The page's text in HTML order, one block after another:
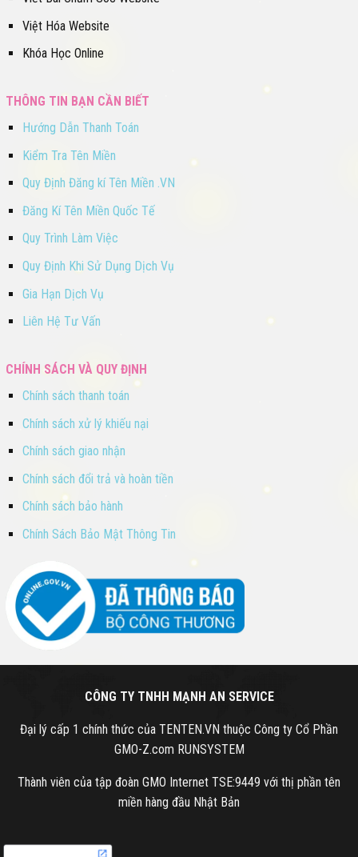
Việt Hóa Website
Khóa Học Online
THÔNG TIN BẠN CẦN BIẾT
Hướng Dẫn Thanh Toán
Kiểm Tra Tên Miền
Quy Định Đăng kí Tên Miền .VN
Đăng Kí Tên Miền Quốc Tế
Quy Trình Làm Việc
Quy Định Khi Sử Dụng Dịch Vụ
Gia Hạn Dịch Vụ
Liên Hệ Tư Vấn
CHÍNH SÁCH VÀ QUY ĐỊNH
Chính sách thanh toán
Chính sách xử lý khiếu nại
Chính sách giao nhận
Chính sách đổi trả và hoàn tiền
Chính sách bảo hành
Chính Sách Bảo Mật Thông Tin
CÔNG TY TNHH MẠNH AN SERVICE
Đại lý cấp 1 chính thức của TENTEN.VN thuộc Công ty Cổ Phần
GMO-Z.com RUNSYSTEM
Thành viên của tập đoàn GMO Internet TSE:9449 với thị phần tên
miền hàng đầu Nhật Bản